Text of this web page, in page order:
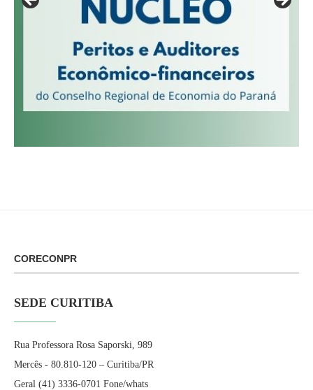
CORECONPR
SEDE CURITIBA
Rua Professora Rosa Saporski, 989
Mercês - 80.810-120 – Curitiba/PR
Geral (41) 3336-0701 Fone/whats